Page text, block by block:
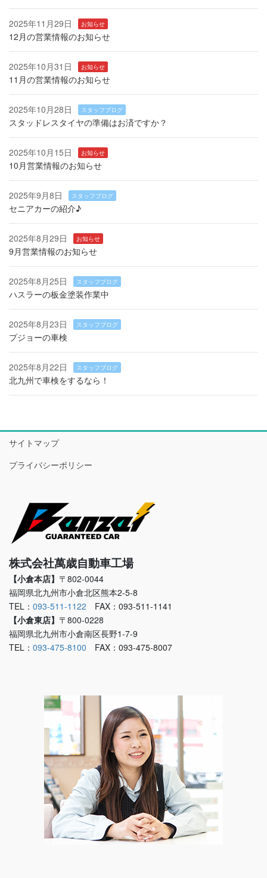
2025年11月29日 お知らせ
12月の営業情報のお知らせ
2025年10月31日 お知らせ
11月の営業情報のお知らせ
2025年10月28日 スタッフブログ
スタッドレスタイヤの準備はお済ですか？
2025年10月15日 お知らせ
10月営業情報のお知らせ
2025年9月8日 スタッフブログ
セニアカーの紹介♪
2025年8月29日 お知らせ
9月営業情報のお知らせ
2025年8月25日 スタッフブログ
ハスラーの板金塗装作業中
2025年8月23日 スタッフブログ
プジョーの車検
2025年8月22日 スタッフブログ
北九州で車検をするなら！
サイトマップ
プライバシーポリシー
株式会社萬歳自動車工場
【小倉本店】 〒802-0044
福岡県北九州市小倉北区熊本2-5-8
TEL： 093-511-1122 FAX：093-511-1141
【小倉東店】 〒800-0228
福岡県北九州市小倉南区長野1-7-9
TEL： 093-475-8100 FAX：093-475-8007